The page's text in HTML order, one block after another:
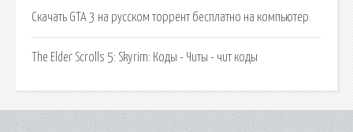
Скачать GTA 3 на русском торрент бесплатно на компьютер.
The Elder Scrolls 5: Skyrim: Коды - Читы - чит коды